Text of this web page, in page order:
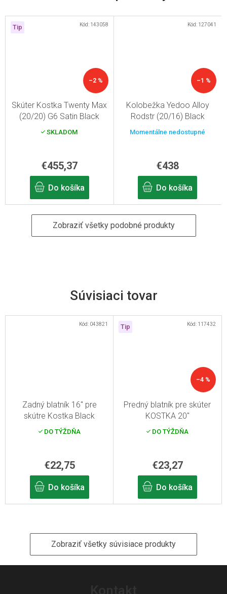
Súvisiaci tovar
Zadný blatník 16" pre
skútre Kostka Black
(Street, Hill Max)
DO TÝŽDŇA
€22,75
Do košíka
Kód: 043821 Tip
–4 %
Predný blatník pre skúter
KOSTKA 20"
DO TÝŽDŇA
€23,27
Do košíka
Kód: 117432
Zobraziť všetky súvisiace produkty
Tip
–2 %
Skúter Kostka Twenty Max
(20/20) G6 Satin Black
(čierny)
SKLADOM
€455,37
Do košíka
Kód: 143058
–1 %
Kolobežka Yedoo Alloy
Rodstr (20/16) Black
Momentálne nedostupné
€438
Do košíka
Kód: 127041
Zobraziť všetky podobné produkty